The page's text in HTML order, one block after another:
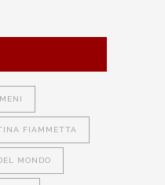
FIAMMETTA
MONDO